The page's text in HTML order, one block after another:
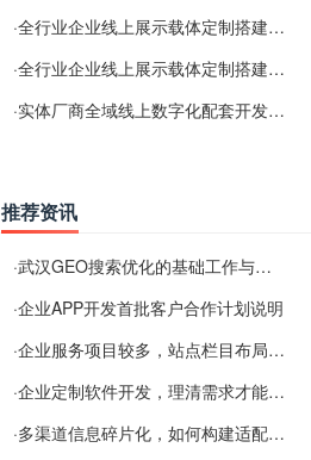
·全行业企业线上展示载体定制搭建服务
·全行业企业线上展示载体定制搭建服务
·实体厂商全域线上数字化配套开发与地域检索优化服务
推荐资讯
·武汉GEO搜索优化的基础工作与实施思路
·企业APP开发首批客户合作计划说明
·企业服务项目较多，站点栏目布局规划参考思路
·企业定制软件开发，理清需求才能提升数字化落地效率
·多渠道信息碎片化，如何构建适配 AI 检索的品牌信息源